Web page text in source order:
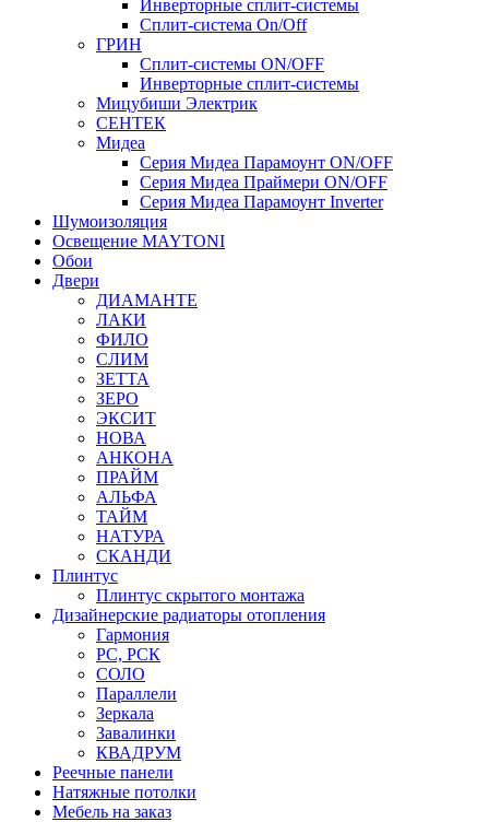
Инверторные сплит-системы
Сплит-система On/Off
ГРИН
Сплит-системы ON/OFF
Инверторные сплит-системы
Мицубиши Электрик
СЕНТЕК
Мидеа
Серия Мидеа Парамоунт ON/OFF
Серия Мидеа Праймери ON/OFF
Серия Мидеа Парамоунт Inverter
Шумоизоляция
Освещение MAYTONI
Обои
Двери
ДИАМАНТЕ
ЛАКИ
ФИЛО
СЛИМ
ЗЕТТА
ЗЕРО
ЭКСИТ
НОВА
АНКОНА
ПРАЙМ
АЛЬФА
ТАЙМ
НАТУРА
СКАНДИ
Плинтус
Плинтус скрытого монтажа
Дизайнерские радиаторы отопления
Гармония
РС, РСК
СОЛО
Параллели
Зеркала
Завалинки
КВАДРУМ
Реечные панели
Натяжные потолки
Мебель на заказ